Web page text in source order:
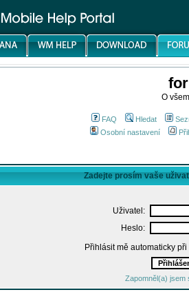
O
FAQ Hledat
Osobní nastavení
Zadejte prosím vaše
Uživatel:
Heslo:
Přihlásit mě automaticky
Zapomněl(a) jsem